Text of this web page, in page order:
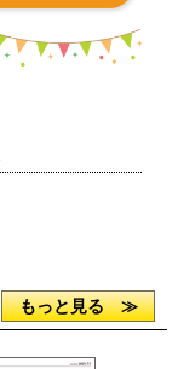
もっと見る ≫